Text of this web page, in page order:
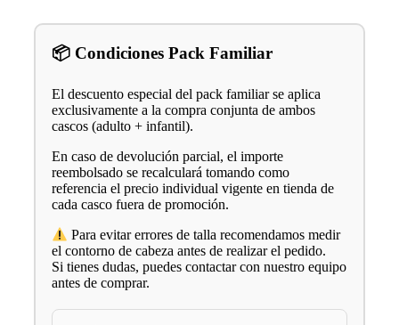
📦 Condiciones Pack Familiar
El descuento especial del pack familiar se aplica
exclusivamente a la compra conjunta de ambos
cascos (adulto + infantil).
En caso de devolución parcial, el importe
reembolsado se recalculará tomando como
referencia el precio individual vigente en tienda de
cada casco fuera de promoción.
Para evitar errores de talla recomendamos medir
el contorno de cabeza antes de realizar el pedido.
Si tienes dudas, puedes contactar con nuestro equipo
antes de comprar.